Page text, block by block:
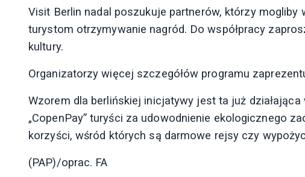
Visit Berlin nadal poszukuje partnerów, którzy mogliby
turystom otrzymywanie nagród. Do współpracy
kultury.
Organizatorzy więcej szczegółów programu
Wzorem dla berlińskiej inicjatywy jest ta już
„CopenPay” turyści za udowodnienie ekologicznego
korzyści, wśród których są darmowe rejsy czy
(PAP)/oprac. FA